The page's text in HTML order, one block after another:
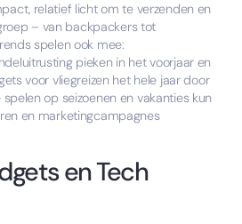
relatief licht om te verzenden en
– van backpackers tot
spelen ook mee:
pieken in het voorjaar en
voor vliegreizen het hele jaar door
op seizoenen en vakanties kun
en marketingcampagnes
en Tech